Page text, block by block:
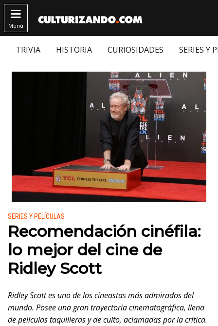

Menú
TRIVIA HISTORIA CURIOSIDADES SERIES Y
Publicado en:
SERIES Y PELÍCULAS
Recomendación cinéfila:
lo mejor del cine de
Ridley Scott
Ridley Scott es uno de los cineastas más admirados del
mundo. Posee una gran trayectoria cinematográfica, llena
de películas taquilleras y de culto, aclamadas por la crítica.